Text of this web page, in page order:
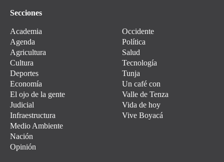
Secciones
Academia
Agenda
Agricultura
Cultura
Deportes
Economía
El ojo de la gente
Judicial
Infraestructura
Medio Ambiente
Nación
Opinión
Occidente
Política
Salud
Tecnología
Tunja
Un café con
Valle de Tenza
Vida de hoy
Vive Boyacá